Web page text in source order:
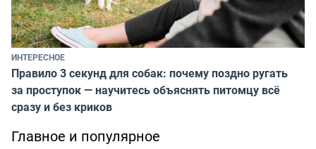
ИНТЕРЕСНОЕ
Правило 3 секунд для собак: почему поздно ругать
за проступок — научитесь объяснять питомцу всё
сразу и без криков
Главное и популярное